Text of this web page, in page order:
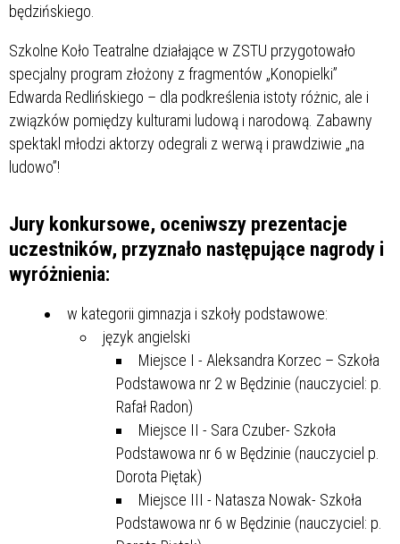
będzińskiego.
Szkolne Koło Teatralne działające w ZSTU przygotowało
specjalny program złożony z fragmentów „Konopielki”
Edwarda Redlińskiego – dla podkreślenia istoty różnic, ale i
związków pomiędzy kulturami ludową i narodową. Zabawny
spektakl młodzi aktorzy odegrali z werwą i prawdziwie „na
ludowo”!
Jury konkursowe, oceniwszy prezentacje
uczestników, przyznało następujące nagrody i
wyróżnienia:
w kategorii gimnazja i szkoły podstawowe:
język angielski
Miejsce I - Aleksandra Korzec – Szkoła
Podstawowa nr 2 w Będzinie (nauczyciel: p.
Rafał Radon)
Miejsce II - Sara Czuber- Szkoła
Podstawowa nr 6 w Będzinie (nauczyciel p.
Dorota Piętak)
Miejsce III - Natasza Nowak- Szkoła
Podstawowa nr 6 w Będzinie (nauczyciel: p.